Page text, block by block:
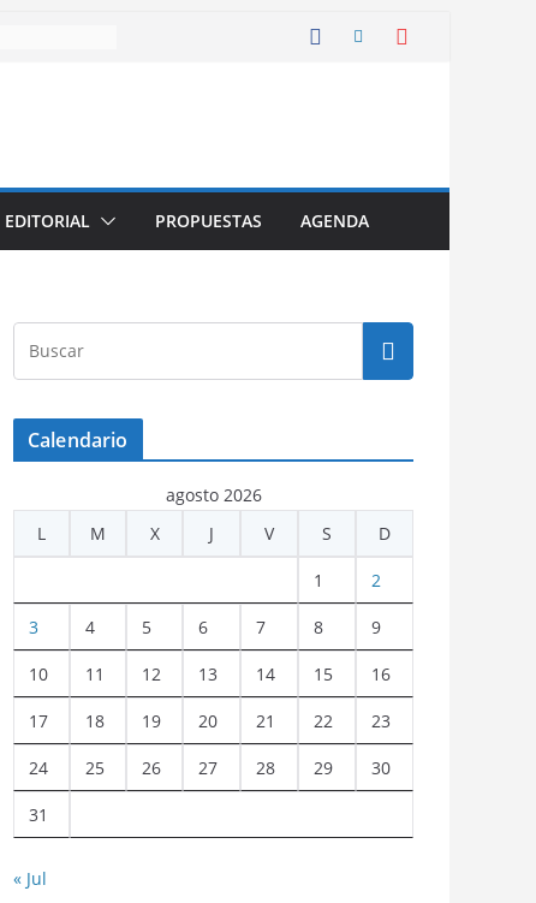
EDITORIAL PROPUESTAS AGENDA
Calendario
agosto 2026
L
M X J V S D
1 2
3 4 5 6 7 8 9
10 11 12 13 14 15 16
17 18 19 20 21 22 23
24 25 26 27 28 29 30
31
« Jul